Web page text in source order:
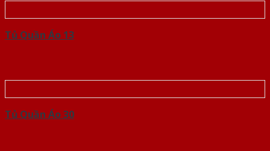
Tủ Quần Áo 13
Tủ Quần Áo 30